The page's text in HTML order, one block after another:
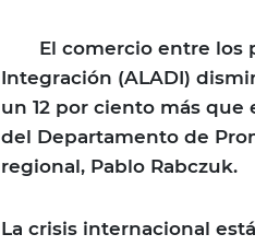
El comercio entre los
Integración (ALADI)
un 12 por ciento más
del Departamento de
regional, Pablo Rabczuk.
La crisis internacional